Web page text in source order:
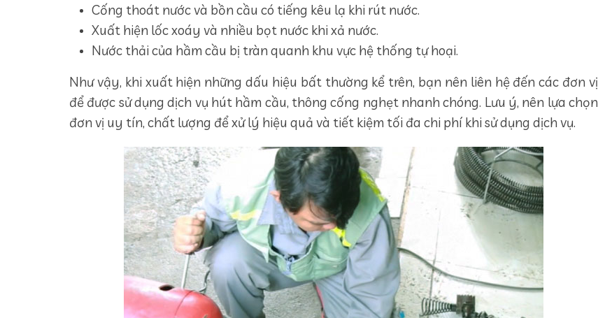
Cống thoát nước và bồn cầu có tiếng kêu lạ khi rút nước.
Xuất hiện lốc xoáy và nhiều bọt nước khi xả nước.
Nước thải của hầm cầu bị tràn quanh khu vực hệ thống tự hoại.
Như vậy, khi xuất hiện những dấu hiệu bất thường kể trên, bạn nên liên hệ đến các đơn vị
để được sử dụng dịch vụ hút hầm cầu, thông cống nghẹt nhanh chóng. Lưu ý, nên lựa chọn
đơn vị uy tín, chất lượng để xử lý hiệu quả và tiết kiệm tối đa chi phí khi sử dụng dịch vụ.